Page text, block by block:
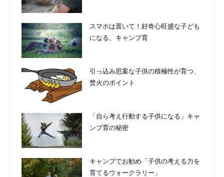
スマホは置いて！好奇心旺盛な子ども
になる、キャンプ育
引っ込み思案な子供の積極性が育つ、
焚火のポイント
「自ら考え行動する子供になる」キャ
ンプ育の秘密
キャンプでお勧め「子供の考える力を
育てるウォークラリー」